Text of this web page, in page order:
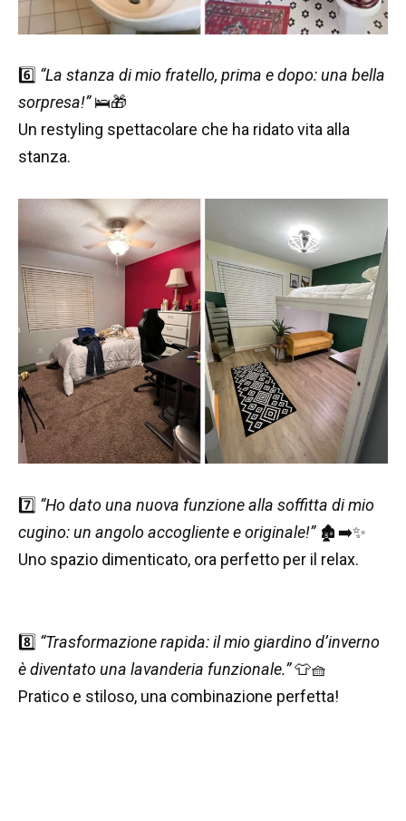
6️⃣ “La stanza di mio fratello, prima e dopo: una bella
sorpresa!”🛌🎁
Un restyling spettacolare che ha ridato vita alla
stanza.
7️⃣ “Ho dato una nuova funzione alla soffitta di mio
cugino: un angolo accogliente e originale!”🏚️➡️✨
Uno spazio dimenticato, ora perfetto per il relax.
8️⃣ “Trasformazione rapida: il mio giardino d’inverno
è diventato una lavanderia funzionale.”👕🧺
Pratico e stiloso, una combinazione perfetta!